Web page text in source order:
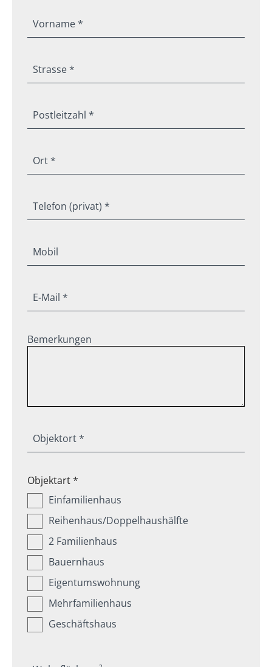
Vorname *
Strasse *
Postleitzahl *
Ort *
Telefon (privat) *
Mobil
E-Mail *
Bemerkungen
Objektort *
Objektart *
Einfamilienhaus
Reihenhaus/Doppelhaushälfte
2 Familienhaus
Bauernhaus
Eigentumswohnung
Mehrfamilienhaus
Geschäftshaus